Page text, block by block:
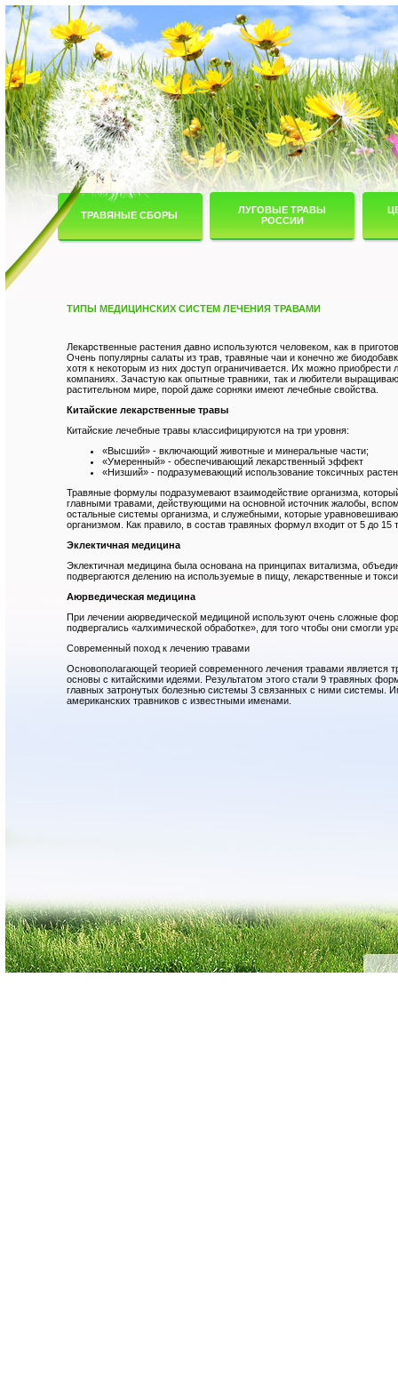
ТРАВЯНЫЕ СБОРЫ
ЛУГОВЫЕ ТРАВЫ
РОССИИ
ТИПЫ МЕДИЦИНСКИХ СИСТЕМ ЛЕЧЕНИЯ ТРАВАМИ
Лекарственные растения давно используются человеком, как в
Очень популярны салаты из трав, травяные чаи и конечно же
хотя к некоторым из них доступ ограничивается. Их можно
компаниях. Зачастую как опытные травники, так и любители
растительном мире, порой даже сорняки имеют лечебные свойства.
Китайские лекарственные травы
Китайские лечебные травы классифицируются на три уровня:
«Высший» - включающий животные и минеральные части;
«Умеренный» - обеспечивающий лекарственный эффект
«Низший» - подразумевающий использование токсичных
Травяные формулы подразумевают взаимодействие организма,
главными травами, действующими на основной источник жалобы,
остальные системы организма, и служебными, которые
организмом. Как правило, в состав травяных формул входит от 5 до 15
Эклектичная медицина
Эклектичная медицина была основана на принципах витализма,
подвергаются делению на используемые в пищу, лекарственные и
Аюрведическая медицина
При лечении аюрведической медициной используют очень сложные
подвергались «алхимической обработке», для того чтобы они смогли
Современный поход к лечению травами
Основополагающей теорией современного лечения травами
основы с китайскими идеями. Результатом этого стали 9 травяных
главных затронутых болезнью системы 3 связанных с ними системы.
американских травников с известными именами.